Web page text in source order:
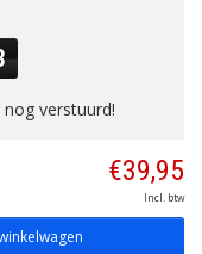
verstuurd!
€39,95
Incl. btw